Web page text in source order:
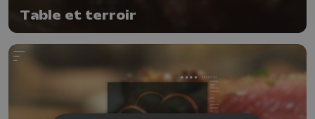
Table et terroir